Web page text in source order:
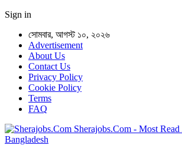
Sign in
সোমবার, আগস্ট ১০, ২০২৬
Advertisement
About Us
Contact Us
Privacy Policy
Cookie Policy
Terms
FAQ
Sherajobs.Com - Most Read
Bangladesh